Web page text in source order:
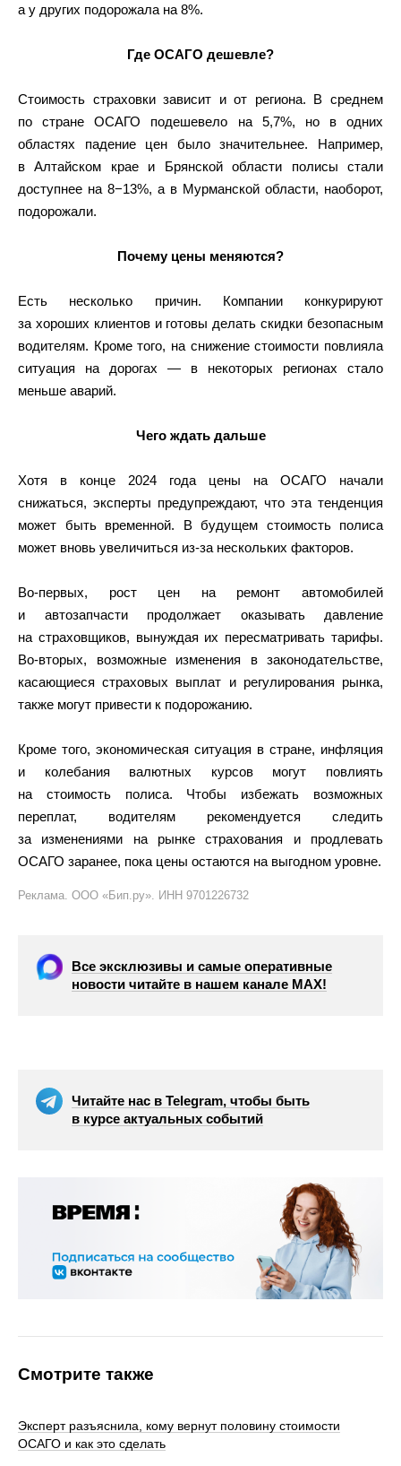
а у других подорожала на 8%.
Где ОСАГО дешевле?
Стоимость страховки зависит и от региона. В среднем
по стране ОСАГО подешевело на 5,7%, но в одних
областях падение цен было значительнее. Например,
в Алтайском крае и Брянской области полисы стали
доступнее на 8−13%, а в Мурманской области, наоборот,
подорожали.
Почему цены меняются?
Есть несколько причин. Компании конкурируют
за хороших клиентов и готовы делать скидки безопасным
водителям. Кроме того, на снижение стоимости повлияла
ситуация на дорогах — в некоторых регионах стало
меньше аварий.
Чего ждать дальше
Хотя в конце 2024 года цены на ОСАГО начали
снижаться, эксперты предупреждают, что эта тенденция
может быть временной. В будущем стоимость полиса
может вновь увеличиться из-за нескольких факторов.
Во-первых, рост цен на ремонт автомобилей
и автозапчасти продолжает оказывать давление
на страховщиков, вынуждая их пересматривать тарифы.
Во-вторых, возможные изменения в законодательстве,
касающиеся страховых выплат и регулирования рынка,
также могут привести к подорожанию.
Кроме того, экономическая ситуация в стране, инфляция
и колебания валютных курсов могут повлиять
на стоимость полиса. Чтобы избежать возможных
переплат, водителям рекомендуется следить
за изменениями на рынке страхования и продлевать
ОСАГО заранее, пока цены остаются на выгодном уровне.
Реклама. ООО «Бип.ру». ИНН 9701226732
Все эксклюзивы и самые оперативные
новости читайте в нашем канале МАХ!
Читайте нас в Telegram, чтобы быть
в курсе актуальных событий
Смотрите также
Эксперт разъяснила, кому вернут половину стоимости
ОСАГО и как это сделать